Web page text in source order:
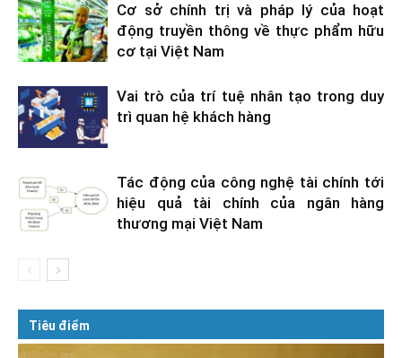
Cơ sở chính trị và pháp lý của hoạt
động truyền thông về thực phẩm hữu
cơ tại Việt Nam
Vai trò của trí tuệ nhân tạo trong duy
trì quan hệ khách hàng
Tác động của công nghệ tài chính tới
hiệu quả tài chính của ngân hàng
thương mại Việt Nam
Tiêu điểm